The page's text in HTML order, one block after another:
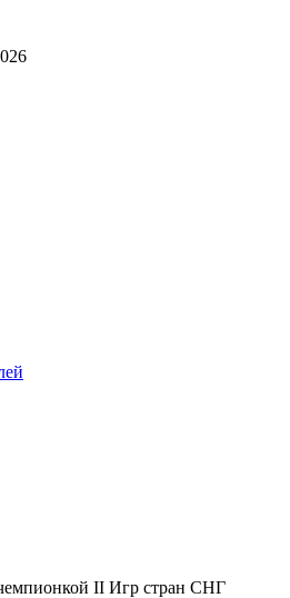
чемпионкой II Игр стран СНГ